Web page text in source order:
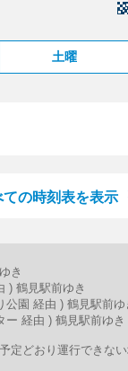
土曜
ての時刻表を表示
き
) 鶴見駅前ゆき
園 経由 ) 鶴見駅前ゆ
経由 ) 鶴見駅前ゆき
どおり運行できない